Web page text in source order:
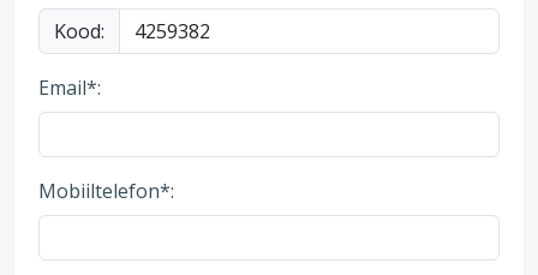
Kood:
Email*:
Mobiiltelefon*: